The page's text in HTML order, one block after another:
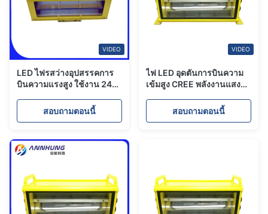
VIDEO
LED ไฟรสว่างอุปสรรคการ
บินความแรงสูง ใช้งาน 24
กันและ 40 ถึง 60 FPM
คุณลักษณะของไฟฟ้า
สอบถามตอนนี้
VIDEO
ไฟ LED อุดตันการบินความ
เข้มสูง CREE พลังงานแสง
กัน 3 โหมดสอบถามตอนนี้